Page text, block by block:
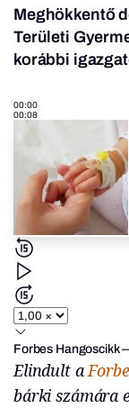
Meghökkentő
Területi
korábbi
00:00
00:08
Forbes Hangoscikk
Elindult a
bárki számára